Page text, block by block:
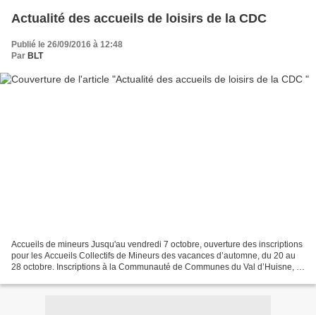
Actualité des accueils de loisirs de la CDC
Publié le 26/09/2016 à 12:48
Par BLT
Accueils de mineurs Jusqu'au vendredi 7 octobre, ouverture des inscriptions
pour les Accueils Collectifs de Mineurs des vacances d’automne, du 20 au
28 octobre. Inscriptions à la Communauté de Communes du Val d’Huisne, 3